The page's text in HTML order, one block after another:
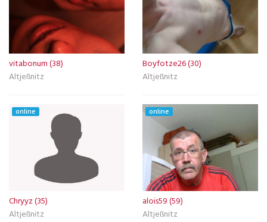
vitabonum (38)
Altjeßnitz
Boyfotze26 (30)
Altjeßnitz
online
Chryyz (35)
Altjeßnitz
online
alois59 (59)
Altjeßnitz